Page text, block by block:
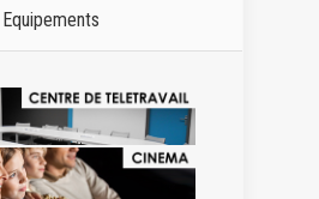
Equipements